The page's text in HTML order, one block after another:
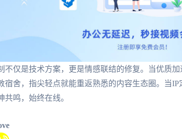
不仅是技术方案，更是情感联结的修复。当优质
宿舍，指尖轻点就能重返熟悉的内容生态圈。当
共鸣，始终在线。